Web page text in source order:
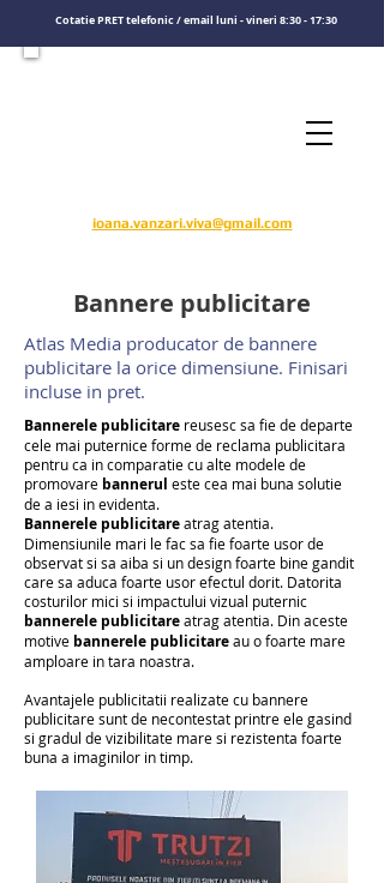
ioana.vanzari.viva@gmail.com
Cotatie PRET telefonic / email luni - vineri 8:30 - 17:30
Bannere publicitare
Atlas Media producator de bannere
publicitare la orice dimensiune. Finisari
incluse in pret.
Bannerele publicitare reusesc sa fie de departe
cele mai puternice forme de reclama publicitara
pentru ca in comparatie cu alte modele de
promovare bannerul este cea mai buna solutie
de a iesi in evidenta.
Bannerele publicitareatrag atentia.
Dimensiunile mari le fac sa fie foarte usor de
observat si sa aiba si un design foarte bine gandit
care sa aduca foarte usor efectul dorit. Datorita
costurilor mici si impactului vizual puternic
bannerele publicitareatrag atentia. Din aceste
motive bannerele publicitareau o foarte mare
amploare in tara noastra.
Avantajele publicitatii realizate cu bannere
publicitare sunt de necontestat printre ele gasind
si gradul de vizibilitate mare si rezistenta foarte
buna a imaginilor in timp.